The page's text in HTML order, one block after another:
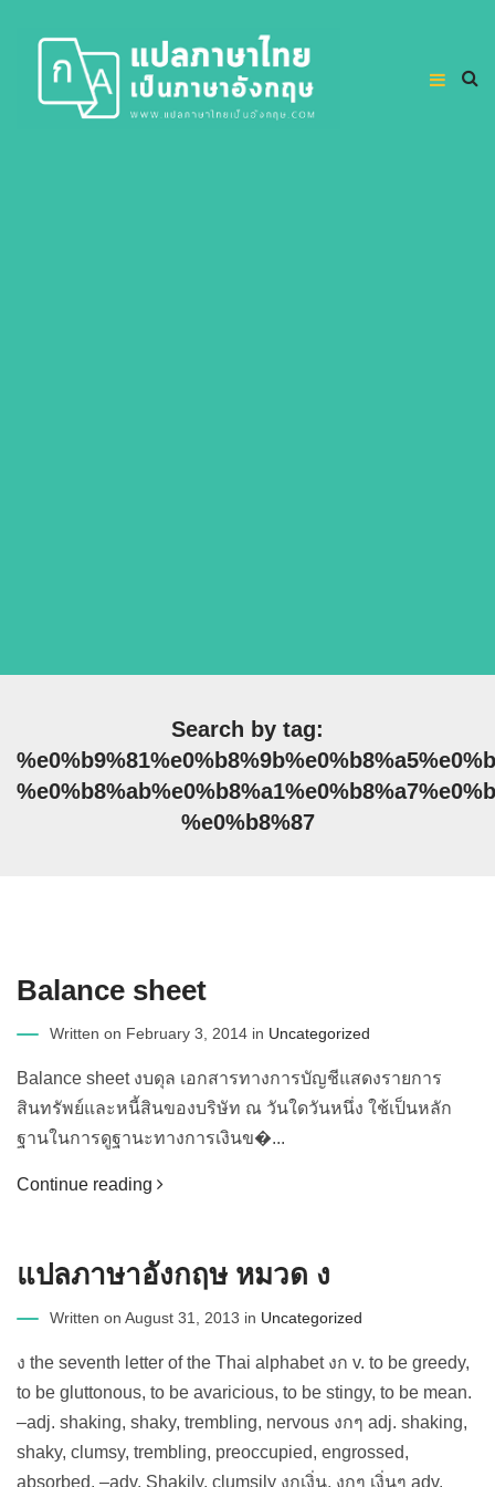
Search by tag:
%e0%b8%87
Balance sheet
Written on February 3, 2014 in Uncategorized
Balance sheet งบดุล เอกสารทางการบัญชีแสดงรายการ
สินทรัพย์และหนี้สินของบริษัท ณ วันใดวันหนึ่ง ใช้เป็นหลัก
ฐานในการดูฐานะทางการเงินข�...
Continue reading
แปลภาษาอังกฤษ หมวด ง
Written on August 31, 2013 in Uncategorized
ง the seventh letter of the Thai alphabet งก v. to be greedy,
to be gluttonous, to be avaricious, to be stingy, to be mean.
–adj. shaking, shaky, trembling, nervous งกๆ adj. shaking,
shaky, clumsy, trembling, preoccupied, engrossed,
absorbed. –adv. Shakily, clumsily งกเงิ่น, งกๆ เงิ่นๆ adv.